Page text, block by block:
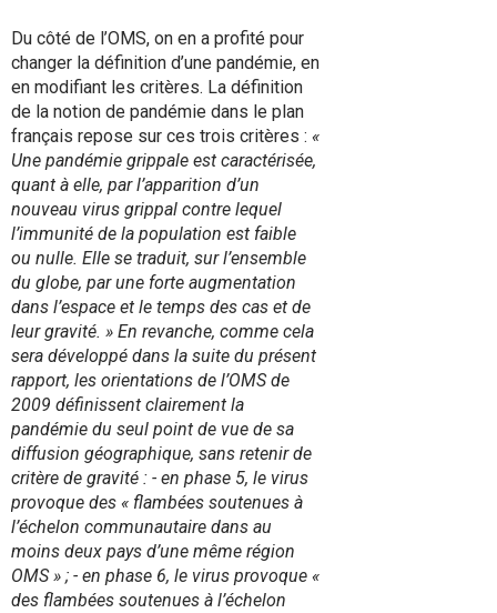
Du côté de l’OMS, on en a profité pour
changer la définition d’une pandémie, en
en modifiant les critères. La définition
de la notion de pandémie dans le plan
français repose sur ces trois critères : «
Une pandémie grippale est caractérisée,
quant à elle, par l’apparition d’un
nouveau virus grippal contre lequel
l’immunité de la population est faible
ou nulle. Elle se traduit, sur l’ensemble
du globe, par une forte augmentation
dans l’espace et le temps des cas et de
leur gravité. » En revanche, comme cela
sera développé dans la suite du présent
rapport, les orientations de l’OMS de
2009 définissent clairement la
pandémie du seul point de vue de sa
diffusion géographique, sans retenir de
critère de gravité : - en phase 5, le virus
provoque des « flambées soutenues à
l’échelon communautaire dans au
moins deux pays d’une même région
OMS » ; - en phase 6, le virus provoque «
des flambées soutenues à l’échelon